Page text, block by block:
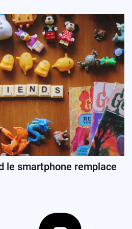
le smartphone remplace